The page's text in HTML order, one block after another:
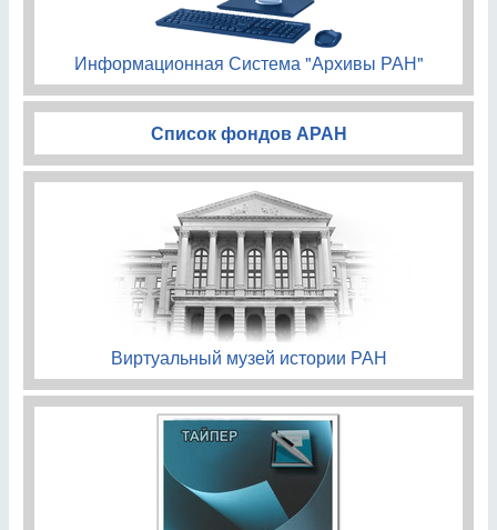
Информационная Система "Архивы РАН"
Список фондов АРАН
Виртуальный музей истории РАН